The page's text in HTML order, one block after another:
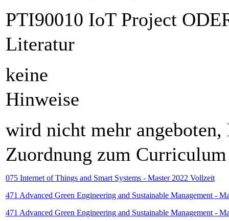
PTI90010 IoT Project
Literatur
keine
Hinweise
wird nicht mehr
Zuordnung zum Curriculum
075 Internet of Things and Smart Systems - Master 2022 Vollzeit
471 Advanced Green Engineering and Sustainable Management -
471 Advanced Green Engineering and Sustainable Management -